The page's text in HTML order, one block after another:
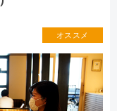
オススメ